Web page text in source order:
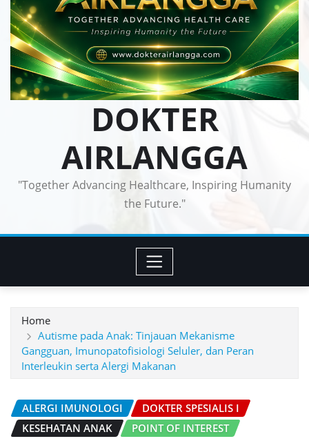
DOKTER
AIRLANGGA
"Together Advancing Healthcare, Inspiring Humanity
the Future."
Home
Autisme pada Anak: Tinjauan Mekanisme
Gangguan, Imunopatofisiologi Seluler, dan Peran
Interleukin serta Alergi Makanan
ALERGI IMUNOLOGI
DOKTER SPESIALIS I
KESEHATAN ANAK
POINT OF INTEREST